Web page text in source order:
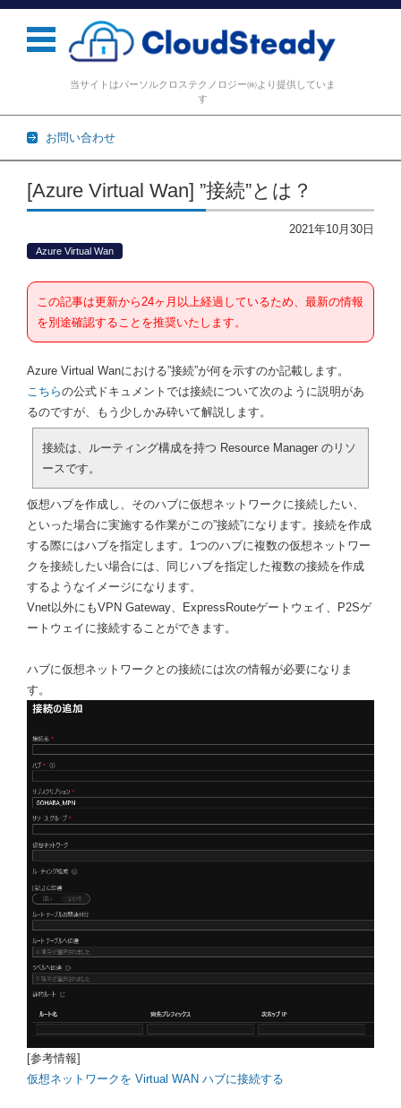
当サイトはパーソルクロステクノロジー㈱より提供していま
す
お問い合わせ
コンテンツに移動
[Azure Virtual Wan] ”接続”とは？
2021年10月30日
Azure Virtual Wan
この記事は更新から24ヶ月以上経過しているため、最新の情報
を別途確認することを推奨いたします。
Azure Virtual Wanにおける”接続”が何を示すのか記載します。
こちらの公式ドキュメントでは接続について次のように説明があ
るのですが、もう少しかみ砕いて解説します。
接続は、ルーティング構成を持つ Resource Manager のリソ
ースです。
仮想ハブを作成し、そのハブに仮想ネットワークに接続したい、
といった場合に実施する作業がこの”接続”になります。接続を作成
する際にはハブを指定します。1つのハブに複数の仮想ネットワー
クを接続したい場合には、同じハブを指定した複数の接続を作成
するようなイメージになります。
Vnet以外にもVPN Gateway、ExpressRouteゲートウェイ、P2Sゲ
ートウェイに接続することができます。
ハブに仮想ネットワークとの接続には次の情報が必要になりま
す。
[参考情報]
仮想ネットワークを Virtual WAN ハブに接続する